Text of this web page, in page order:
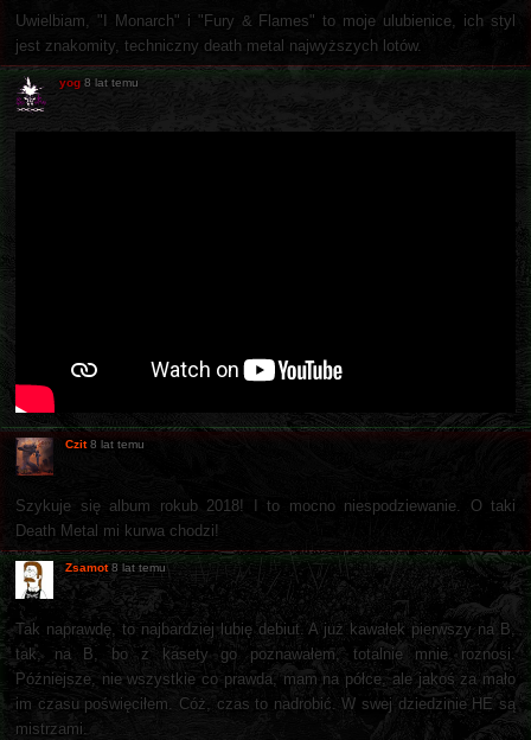
Uwielbiam, "I Monarch" i "Fury & Flames" to moje ulubienice, ich styl
jest znakomity, techniczny death metal najwyższych lotów.
yog 8 lat temu
Czit 8 lat temu
Szykuje się album rokub 2018! I to mocno niespodziewanie. O taki
Death Metal mi kurwa chodzi!
Zsamot 8 lat temu
Tak naprawdę, to najbardziej lubię debiut. A już kawałek pierwszy na B,
tak, na B, bo z kasety go poznawałem, totalnie mnie roznosi.
Późniejsze, nie wszystkie co prawda, mam na półce, ale jakoś za mało
im czasu poświęciłem. Cóż, czas to nadrobić. W swej dziedzinie HE są
mistrzami.